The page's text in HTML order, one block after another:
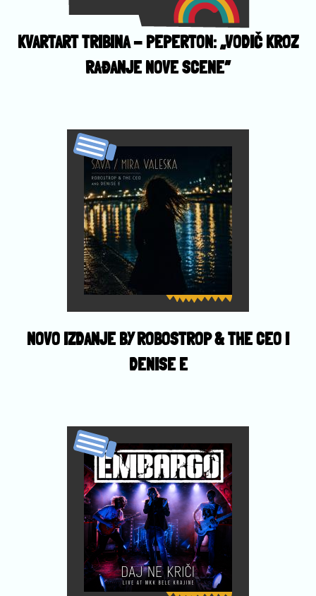
KVARTART TRIBINA - PEPERTON: „VODIČ KROZ
RAĐANJE NOVE SCENE”
NOVO IZDANJE BY ROBOSTROP & THE CEO I
DENISE E